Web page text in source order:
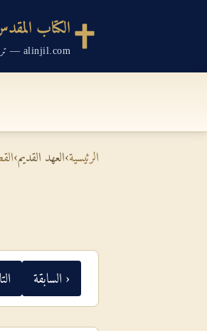
الكتاب
alinjil.com — ترجمة فان دايك ١٨٦٥
الرئيسية›العهد القديم›
‹ السابقة